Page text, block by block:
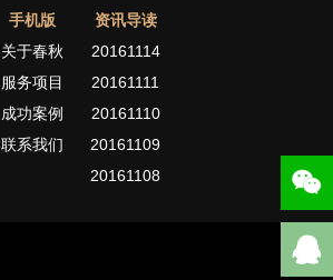
手机版
关于春秋
服务项目
成功案例
联系我们
资讯导读
20161114
20161111
20161110
20161109
20161108